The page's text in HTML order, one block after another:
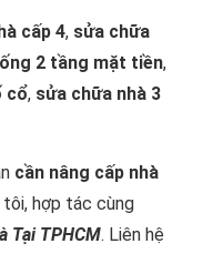
cấp 4, sửa chữa
2 tầng mặt tiền,
cổ, sửa chữa nhà 3
cần nâng cấp nhà
tôi, hợp tác cùng
Tại TPHCM. Liên hệ